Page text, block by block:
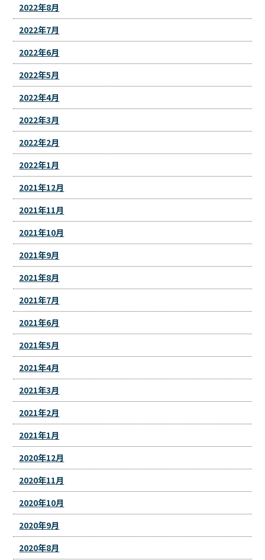
2022年8月
2022年7月
2022年6月
2022年5月
2022年4月
2022年3月
2022年2月
2022年1月
2021年12月
2021年11月
2021年10月
2021年9月
2021年8月
2021年7月
2021年6月
2021年5月
2021年4月
2021年3月
2021年2月
2021年1月
2020年12月
2020年11月
2020年10月
2020年9月
2020年8月